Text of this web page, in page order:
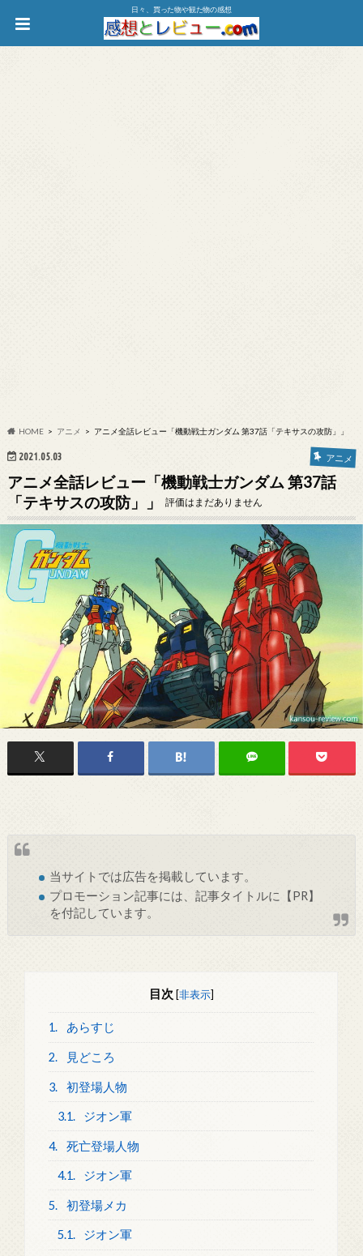
日々、買った物や観た物の感想
HOME アニメ アニメ全話レビュー「機動戦士ガンダム 第37話「テキサスの攻防」」
2021.05.03 アニメ
アニメ全話レビュー「機動戦士ガンダム 第37話
「テキサスの攻防」」
評価はまだありません
当サイトでは広告を掲載しています。
プロモーション記事には、記事タイトルに【PR】
を付記しています。
目次 [非表示]
1. あらすじ
2. 見どころ
3. 初登場人物
3.1. ジオン軍
4. 死亡登場人物
4.1. ジオン軍
5. 初登場メカ
5.1. ジオン軍